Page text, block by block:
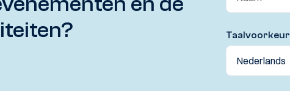
Taalvoorkeur